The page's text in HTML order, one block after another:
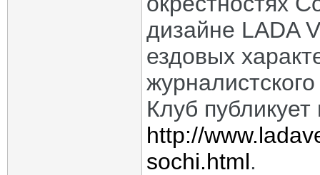
дизайне LADA
ездовых
Клуб
http://
sochi.html.